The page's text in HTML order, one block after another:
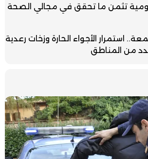
تثمن ما تحقق في مجالي الصحة
استمرار الأجواء الحارة وزخات رعدية
من المناطق